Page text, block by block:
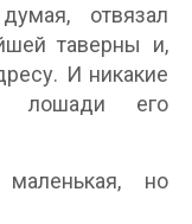
отвязал
таверны и,
И никакие
лошади его
маленькая, но